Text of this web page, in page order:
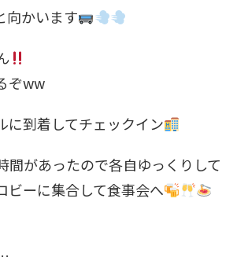
向かいます
ぞww
に到着してチェックイン
間があったので各自ゆっくりして
ビーに集合して食事会へ